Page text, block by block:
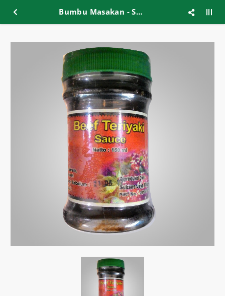
Bumbu Masakan - Saus Beef Teriyaki